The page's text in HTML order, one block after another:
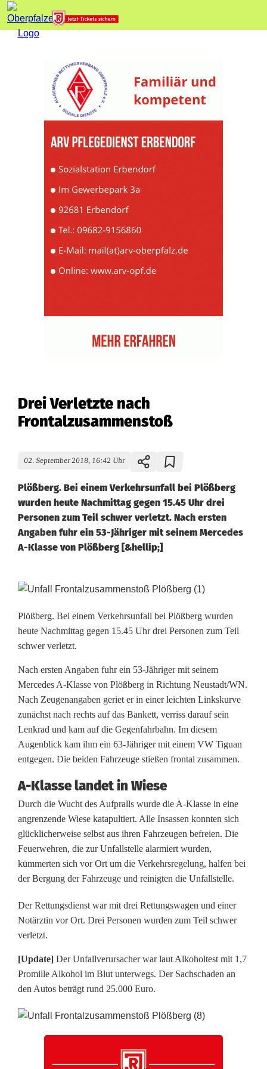
Drei Verletzte nach
Frontalzusammenstoß
02. September 2018, 16:42 Uhr
Plößberg. Bei einem Verkehrsunfall bei Plößberg
wurden heute Nachmittag gegen 15.45 Uhr drei
Personen zum Teil schwer verletzt. Nach ersten
Angaben fuhr ein 53-Jähriger mit seinem Mercedes
A-Klasse von Plößberg [&hellip;]
D
r
e
V
e
r
l
z
t
e
n
a
c
h
F
o
Plößberg. Bei einem Verkehrsunfall bei Plößberg wurden
heute Nachmittag gegen 15.45 Uhr drei Personen zum Teil
schwer verletzt.
Nach ersten Angaben fuhr ein 53-Jähriger mit seinem
Mercedes A-Klasse von Plößberg in Richtung Neustadt/WN.
Nach Zeugenangaben geriet er in einer leichten Linkskurve
zunächst nach rechts auf das Bankett, verriss darauf sein
Lenkrad und kam auf die Gegenfahrbahn. Im diesem
Augenblick kam ihm ein 63-Jähriger mit einem VW Tiguan
entgegen. Die beiden Fahrzeuge stießen frontal zusammen.
A-Klasse landet in Wiese
Durch die Wucht des Aufpralls wurde die A-Klasse in eine
angrenzende Wiese katapultiert. Alle Insassen konnten sich
glücklicherweise selbst aus ihren Fahrzeugen befreien. Die
Feuerwehren, die zur Unfallstelle alarmiert wurden,
kümmerten sich vor Ort um die Verkehrsregelung, halfen bei
der Bergung der Fahrzeuge und reinigten die Unfallstelle.
Der Rettungsdienst war mit drei Rettungswagen und einer
Notärztin vor Ort. Drei Personen wurden zum Teil schwer
verletzt.
[Update] Der Unfallverursacher war laut Alkoholtest mit 1,7
Promille Alkohol im Blut unterwegs. Der Sachschaden an
den Autos beträgt rund 25.000 Euro.